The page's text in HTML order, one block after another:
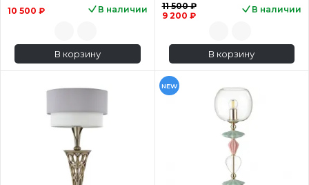
10 500 ₽ В наличии
В корзину
11 500 ₽
9 200 ₽
В наличии
В корзину
NEW